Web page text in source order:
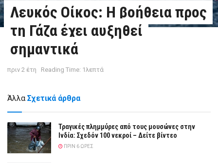
Λευκός Οίκος: Η βοήθεια προς
τη Γάζα έχει αυξηθεί
σημαντικά
πριν 2 έτη Reading Time: 1λεπτά
Άλλα Σχετικά άρθρα
Τραγικές πλημμύρες από τους μουσώνες στην
Ινδία: Σχεδόν 100 νεκροί – Δείτε βίντεο
ΠΡΙΝ 6 ΏΡΕΣ